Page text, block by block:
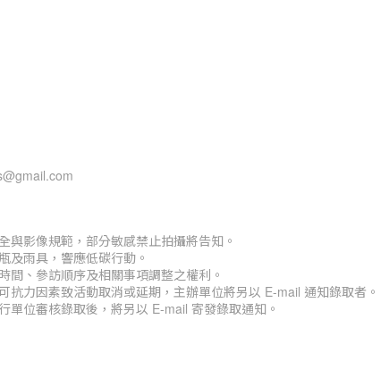
與影像規範，部分敏感禁止拍攝將告知。
及雨具，響應低碳行動。
間、參訪順序及相關事項調整之權利。
抗力因素致活動取消或延期，主辦單位將另以 E-mail 通知錄取者。
單位審核錄取後，將另以 E-mail 寄發錄取通知。